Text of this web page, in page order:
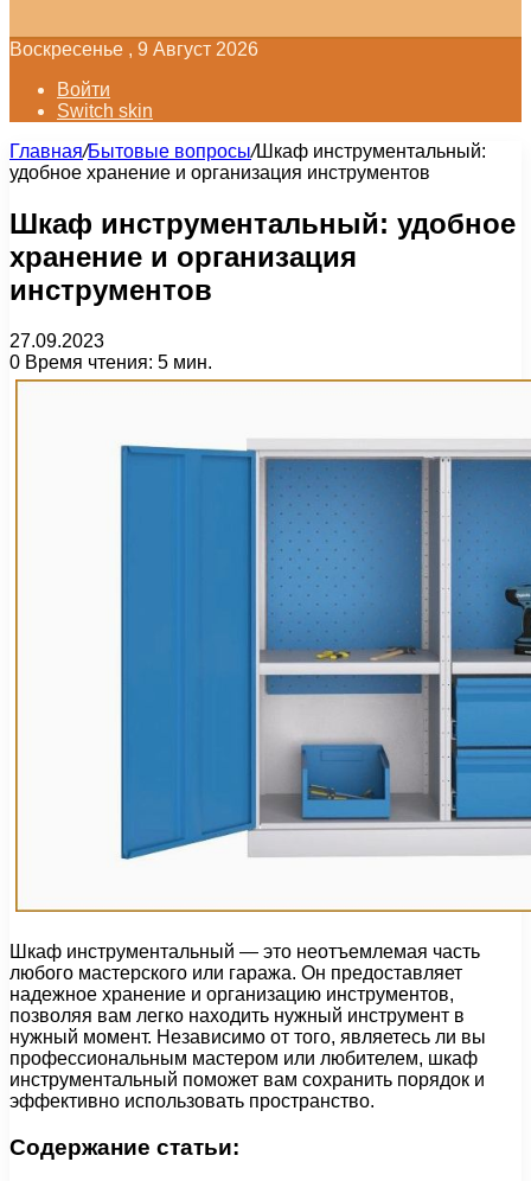
Воскресенье , 9 Август 2026
Войти
Switch skin
Главная/Бытовые вопросы/Шкаф инструментальный:
удобное хранение и организация инструментов
Шкаф инструментальный: удобное
хранение и организация
инструментов
27.09.2023
0 Время чтения: 5 мин.
Шкаф инструментальный — это неотъемлемая часть
любого мастерского или гаража. Он предоставляет
надежное хранение и организацию инструментов,
позволяя вам легко находить нужный инструмент в
нужный момент. Независимо от того, являетесь ли вы
профессиональным мастером или любителем, шкаф
инструментальный поможет вам сохранить порядок и
эффективно использовать пространство.
Содержание статьи: